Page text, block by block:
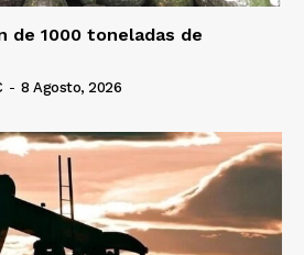
de 1000 toneladas de
- 8 Agosto, 2026